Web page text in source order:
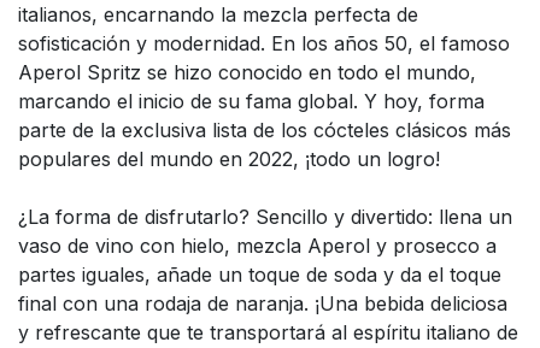
italianos, encarnando la mezcla perfecta de
sofisticación y modernidad. En los años 50, el famoso
Aperol Spritz se hizo conocido en todo el mundo,
marcando el inicio de su fama global. Y hoy, forma
parte de la exclusiva lista de los cócteles clásicos más
populares del mundo en 2022, ¡todo un logro!
¿La forma de disfrutarlo? Sencillo y divertido: llena un
vaso de vino con hielo, mezcla Aperol y prosecco a
partes iguales, añade un toque de soda y da el toque
final con una rodaja de naranja. ¡Una bebida deliciosa
y refrescante que te transportará al espíritu italiano de